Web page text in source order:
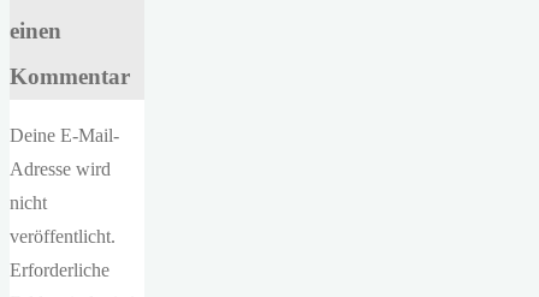
einen
Kommentar
Deine E-Mail-
Adresse wird
nicht
veröffentlicht.
Erforderliche